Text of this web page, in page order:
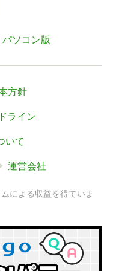
パソコン版
方針
ライン
いて
運営会社
による収益を得ていま